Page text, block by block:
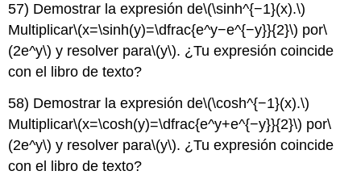
57) Demostrar la expresión de\(\sinh^{−1}(x).\)
Multiplicar\(x=\sinh(y)=\dfrac{e^y−e^{−y}}{2}\) por\
(2e^y\) y resolver para\(y\). ¿Tu expresión coincide
con el libro de texto?
58) Demostrar la expresión de\(\cosh^{−1}(x).\)
Multiplicar\(x=\cosh(y)=\dfrac{e^y+e^{−y}}{2}\) por\
(2e^y\) y resolver para\(y\). ¿Tu expresión coincide
con el libro de texto?